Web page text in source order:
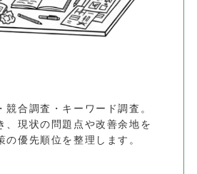
競合調査・キーワード調査。
、現状の問題点や改善余地を
の優先順位を整理します。